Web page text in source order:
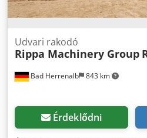
Bad Herrenalb 843 km
Udvari rakodó
Rippa Machinery Group
Érdeklődni